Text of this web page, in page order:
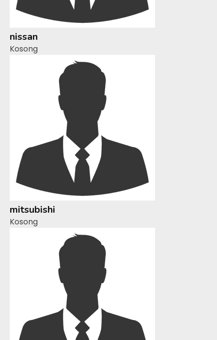
nissan
Kosong
mitsubishi
Kosong